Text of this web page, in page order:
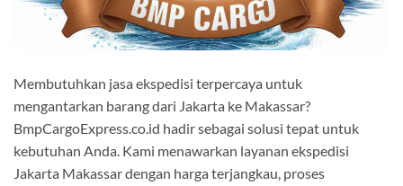
Membutuhkan jasa ekspedisi terpercaya untuk
mengantarkan barang dari Jakarta ke Makassar?
BmpCargoExpress.co.id hadir sebagai solusi tepat untuk
kebutuhan Anda. Kami menawarkan layanan ekspedisi
Jakarta Makassar dengan harga terjangkau, proses